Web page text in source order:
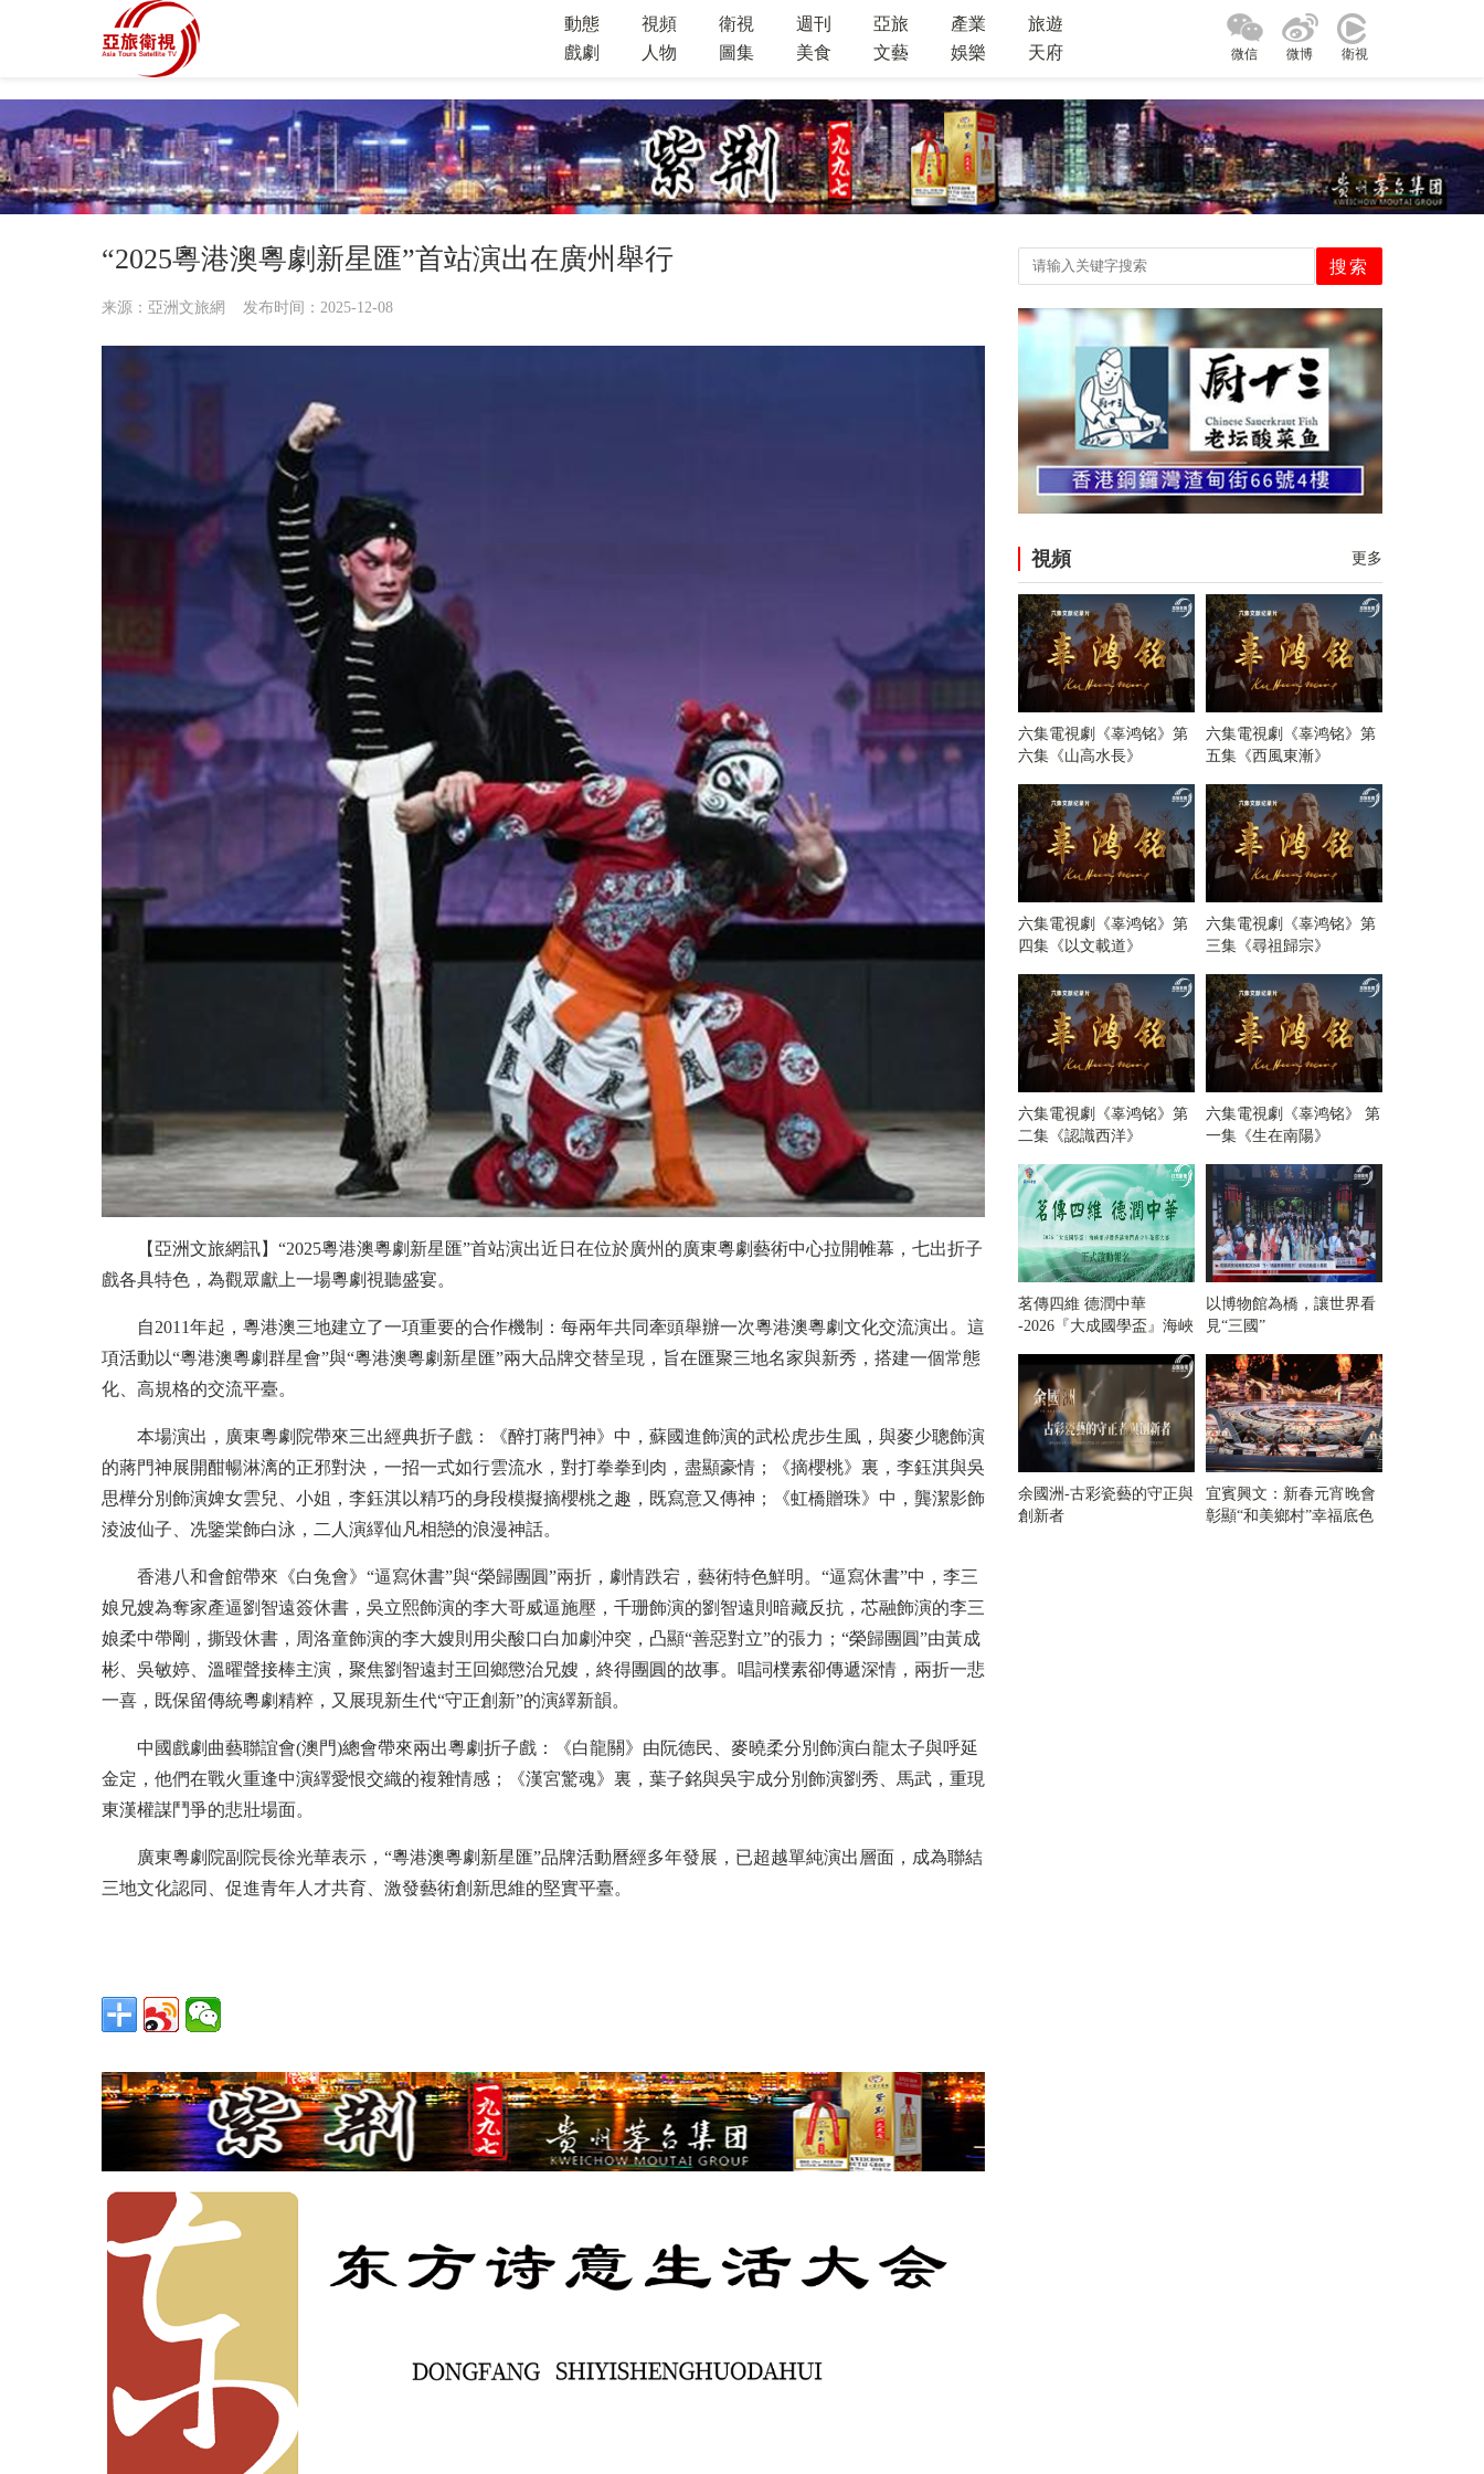
動態 視頻 衛視 週刊 亞旅 產業
旅遊
戲劇
人物 圖集 美食 文藝 娛樂 天府 微信 微博 衛視
“2025粵港澳粵劇新星匯”首站演出在廣州舉行
来源：亞洲文旅網 发布时间：2025-12-08
【亞洲文旅網訊】“2025粵港澳粵劇新星匯”首站演出近日在位於廣州的廣東粵劇藝術中心拉開帷幕，七出折子
戲各具特色，為觀眾獻上一場粵劇視聽盛宴。
自2011年起，粵港澳三地建立了一項重要的合作機制：每兩年共同牽頭舉辦一次粵港澳粵劇文化交流演出。這
項活動以“粵港澳粵劇群星會”與“粵港澳粵劇新星匯”兩大品牌交替呈現，旨在匯聚三地名家與新秀，搭建一個常態
化、高規格的交流平臺。
本場演出，廣東粵劇院帶來三出經典折子戲：《醉打蔣門神》中，蘇國進飾演的武松虎步生風，與麥少聰飾演
的蔣門神展開酣暢淋漓的正邪對決，一招一式如行雲流水，對打拳拳到肉，盡顯豪情；《摘櫻桃》裏，李鈺淇與吳
思樺分別飾演婢女雲兒、小姐，李鈺淇以精巧的身段模擬摘櫻桃之趣，既寫意又傳神；《虹橋贈珠》中，龔潔影飾
淩波仙子、冼鑒棠飾白泳，二人演繹仙凡相戀的浪漫神話。
香港八和會館帶來《白兔會》“逼寫休書”與“榮歸團圓”兩折，劇情跌宕，藝術特色鮮明。“逼寫休書”中，李三
娘兄嫂為奪家產逼劉智遠簽休書，吳立熙飾演的李大哥威逼施壓，千珊飾演的劉智遠則暗藏反抗，芯融飾演的李三
娘柔中帶剛，撕毀休書，周洛童飾演的李大嫂則用尖酸口白加劇沖突，凸顯“善惡對立”的張力；“榮歸團圓”由黃成
彬、吳敏婷、溫曜聲接棒主演，聚焦劉智遠封王回鄉懲治兄嫂，終得團圓的故事。唱詞樸素卻傳遞深情，兩折一悲
一喜，既保留傳統粵劇精粹，又展現新生代“守正創新”的演繹新韻。
中國戲劇曲藝聯誼會(澳門)總會帶來兩出粵劇折子戲：《白龍關》由阮德民、麥曉柔分別飾演白龍太子與呼延
金定，他們在戰火重逢中演繹愛恨交織的複雜情感；《漢宮驚魂》裏，葉子銘與吳宇成分別飾演劉秀、馬武，重現
東漢權謀鬥爭的悲壯場面。
廣東粵劇院副院長徐光華表示，“粵港澳粵劇新星匯”品牌活動曆經多年發展，已超越單純演出層面，成為聯結
三地文化認同、促進青年人才共育、激發藝術創新思維的堅實平臺。
視頻 更多
六集電視劇《辜鸿铭》第
六集《山高水長》
六集電視劇《辜鸿铭》第
五集《西風東漸》
六集電視劇《辜鸿铭》第
四集《以文載道》
六集電視劇《辜鸿铭》第
三集《尋祖歸宗》
六集電視劇《辜鸿铭》第
二集《認識西洋》
六集電視劇《辜鸿铭》 第
一集《生在南陽》
茗傳四維 德潤中華
-2026『大成國學盃』海峽
藝大賽
以博物館為橋，讓世界看
見“三國”
余國洲-古彩瓷藝的守正與
創新者
宜賓興文：新春元宵晚會
彰顯“和美鄉村”幸福底色